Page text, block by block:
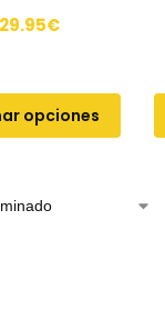
29.95€
opciones